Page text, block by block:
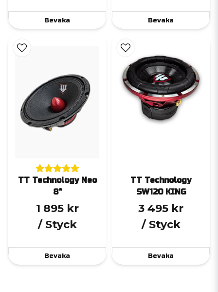
Bevaka Bevaka
TT Technology Neo
8"
1 895 kr
/ Styck
Bevaka
TT Technology
SW120 KING
3 495 kr
/ Styck
Bevaka